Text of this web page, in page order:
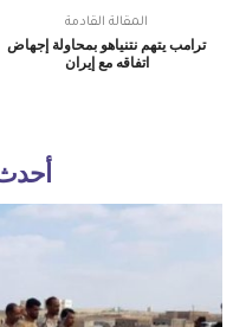
المقالة القادمة
ترامب يتهم نتنياهو بمحاولة إجهاض
اتفاقه مع إيران
أحدث